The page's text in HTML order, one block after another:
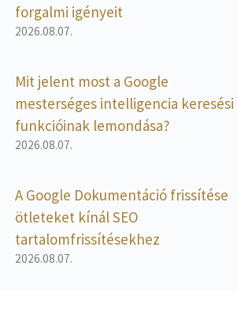
forgalmi igényeit
2026.08.07.
Mit jelent most a Google
mesterséges intelligencia keresési
funkcióinak lemondása?
2026.08.07.
A Google Dokumentáció frissítése
ötleteket kínál SEO
tartalomfrissítésekhez
2026.08.07.